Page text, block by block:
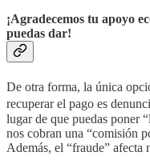
¡Agradecemos tu apoyo
puedas dar!
De otra forma, la única
recuperar el pago es
lugar de que puedas poner
nos cobran una “comisión
Además, el “fraude” afecta